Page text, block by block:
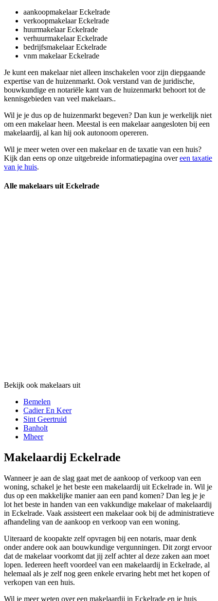
aankoopmakelaar Eckelrade
verkoopmakelaar Eckelrade
huurmakelaar Eckelrade
verhuurmakelaar Eckelrade
bedrijfsmakelaar Eckelrade
vnm makelaar Eckelrade
Je kunt een makelaar niet alleen inschakelen voor zijn diepgaande
expertise van de huizenmarkt. Ook verstand van de juridische,
bouwkundige en notariële kant van de huizenmarkt behoort tot de
kennisgebieden van veel makelaars..
Wil je je dus op de huizenmarkt begeven? Dan kun je werkelijk niet
om een makelaar heen. Meestal is een makelaar aangesloten bij een
makelaardij, al kan hij ook autonoom opereren.
Wil je meer weten over een makelaar en de taxatie van een huis?
Kijk dan eens op onze uitgebreide informatiepagina overeen taxatie
van je huis.
Alle makelaars uit Eckelrade
Bekijk ook makelaars uit
Bemelen
Cadier En Keer
Sint Geertruid
Banholt
Mheer
Makelaardij Eckelrade
Wanneer je aan de slag gaat met de aankoop of verkoop van een
woning, schakel je het beste een makelaardij uit Eckelrade in. Wil je
dus op een makkelijke manier aan een pand komen? Dan leg je je
lot het beste in handen van een vakkundige makelaar of makelaardij
in Eckelrade. Vaak assisteert een makelaar ook bij de administratieve
afhandeling van de aankoop en verkoop van een woning.
Uiteraard de koopakte zelf opvragen bij een notaris, maar denk
onder andere ook aan bouwkundige vergunningen. Dit zorgt ervoor
dat de makelaar voorkomt dat jij zelf achter al deze zaken aan moet
lopen. Iedereen heeft voordeel van een makelaardij in Eckelrade, al
helemaal als je zelf nog geen enkele ervaring hebt met het kopen of
verkopen van een huis.
Wil je meer weten over een makelaardij in Eckelrade en je huis